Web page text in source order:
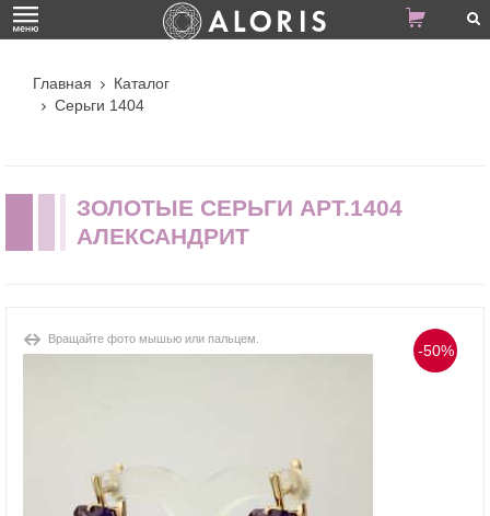
Главная
Каталог
Серьги 1404
ЗОЛОТЫЕ СЕРЬГИ АРТ.1404
АЛЕКСАНДРИТ
-50%
Вращайте фото мышью или пальцем.